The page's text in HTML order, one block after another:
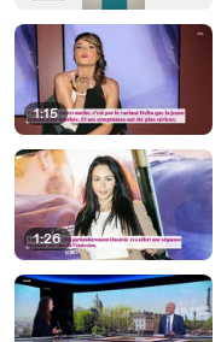
1:15
1:26